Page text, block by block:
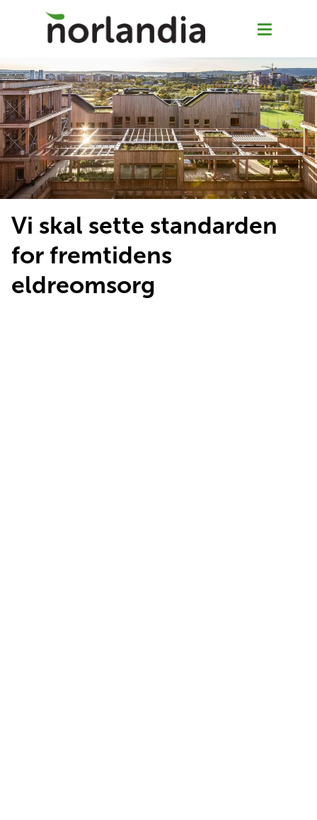
Om Norlandia sykehjem
Oksenøya sykehjem
Bjølsenhjemmet
Jobb hos oss
Vi skal sette standarden
for fremtidens
eldreomsorg